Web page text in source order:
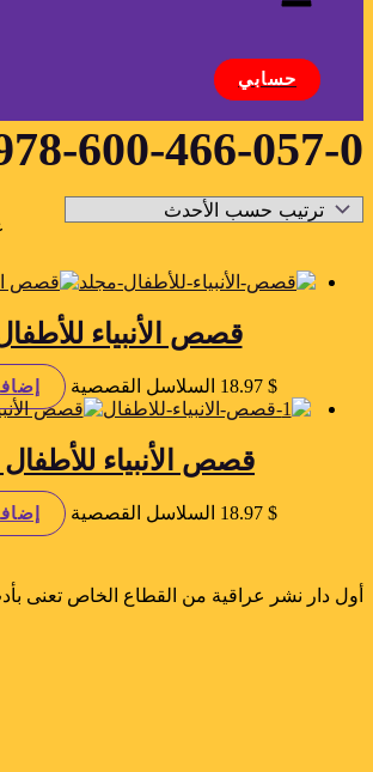
حسابي
600-466-057-0
قصص الأنبياء
$
18.97 السلاسل القصصية
قصص الأنبياء للأطفال / 6
$
18.97 السلاسل القصصية
أول دار نشر عراقية من القطاع الخاص تعنى